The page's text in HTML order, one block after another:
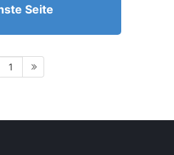
Seite
1